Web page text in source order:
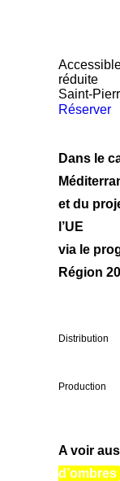
réduite
Saint-
Réserver
Dans le
et du
l’UE
via le
Région
Distribution
Production
A voir
d’ombres